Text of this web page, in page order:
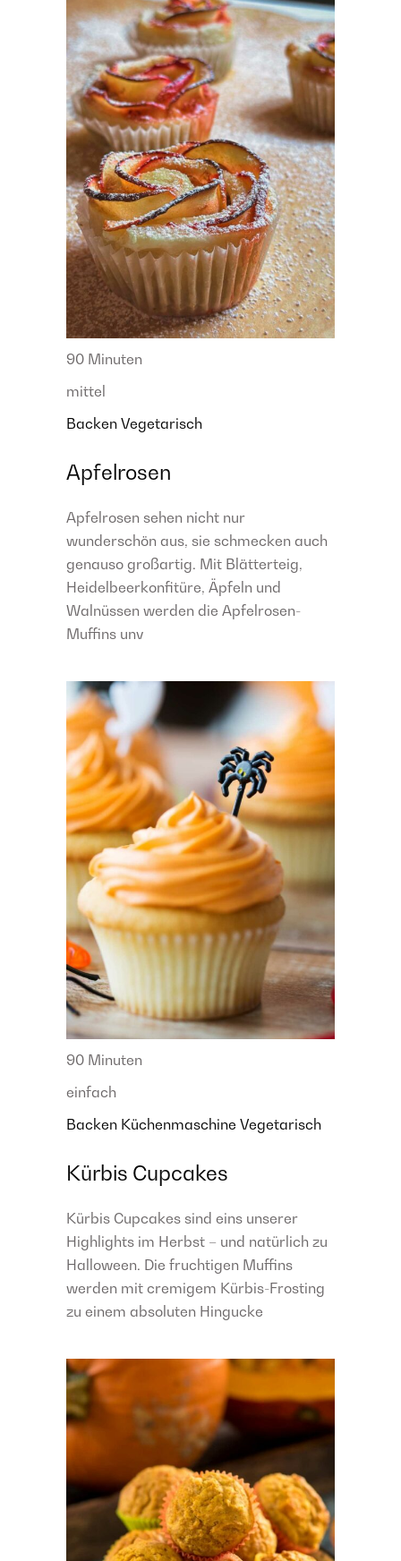
90 Minuten
mittel
Backen Vegetarisch
Apfelrosen
Apfelrosen sehen nicht nur
wunderschön aus, sie schmecken auch
genauso großartig. Mit Blätterteig,
Heidelbeerkonfitüre, Äpfeln und
Walnüssen werden die Apfelrosen-
Muffins unv
90 Minuten
einfach
Backen Küchenmaschine Vegetarisch
Kürbis Cupcakes
Kürbis Cupcakes sind eins unserer
Highlights im Herbst – und natürlich zu
Halloween. Die fruchtigen Muffins
werden mit cremigem Kürbis-Frosting
zu einem absoluten Hingucke